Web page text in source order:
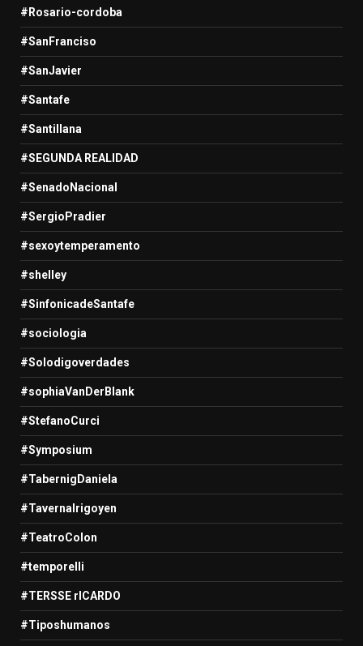
#Rosario-cordoba
#SanFranciso
#SanJavier
#Santafe
#Santillana
#SEGUNDA REALIDAD
#SenadoNacional
#SergioPradier
#sexoytemperamento
#shelley
#SinfonicadeSantafe
#sociologia
#Solodigoverdades
#sophiaVanDerBlank
#StefanoCurci
#Symposium
#TabernigDaniela
#TavernaIrigoyen
#TeatroColon
#temporelli
#TERSSE rICARDO
#Tiposhumanos